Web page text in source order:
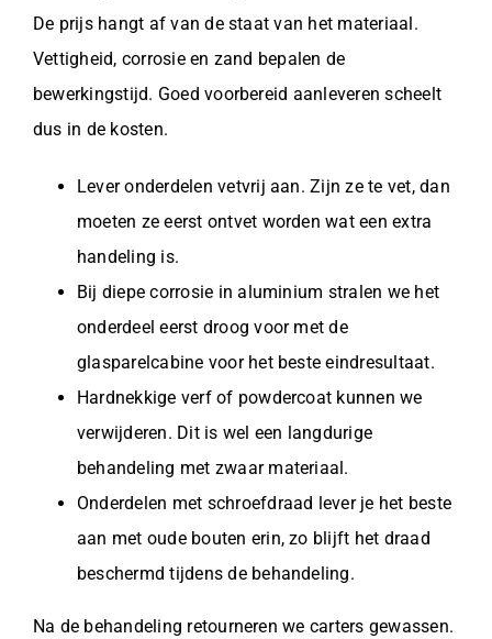
De prijs hangt af van de staat van het materiaal.
Vettigheid, corrosie en zand bepalen de
bewerkingstijd. Goed voorbereid aanleveren scheelt
dus in de kosten.
Lever onderdelen vetvrij aan. Zijn ze te vet, dan
moeten ze eerst ontvet worden wat een extra
handeling is.
Bij diepe corrosie in aluminium stralen we het
onderdeel eerst droog voor met de
glasparelcabine voor het beste eindresultaat.
Hardnekkige verf of powdercoat kunnen we
verwijderen. Dit is wel een langdurige
behandeling met zwaar materiaal.
Onderdelen met schroefdraad lever je het beste
aan met oude bouten erin, zo blijft het draad
beschermd tijdens de behandeling.
Na de behandeling retourneren we carters gewassen.